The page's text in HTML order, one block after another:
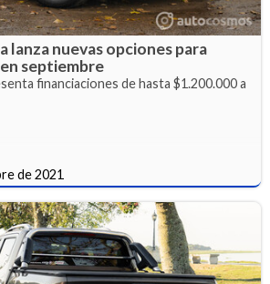
lanza nuevas opciones para
septiembre
financiaciones de hasta $1.200.000 a
de 2021